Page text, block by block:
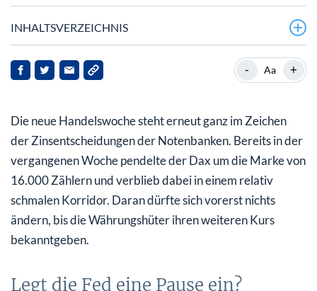
INHALTSVERZEICHNIS
Legt die Fed eine Pause ein?
Deutsche Post verhandelt mit Bundesnetzagentur über
Briefzustellung – Aktie steigt
- Aa +
Die neue Handelswoche steht erneut ganz im Zeichen
der Zinsentscheidungen der Notenbanken. Bereits in der
vergangenen Woche pendelte der Dax um die Marke von
16.000 Zählern und verblieb dabei in einem relativ
schmalen Korridor. Daran dürfte sich vorerst nichts
ändern, bis die Währungshüter ihren weiteren Kurs
bekanntgeben.
Legt die Fed eine Pause ein?